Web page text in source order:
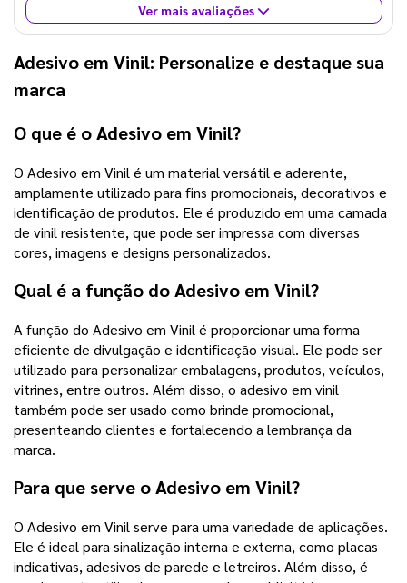
Ver mais avaliações
Adesivo em Vinil: Personalize e destaque sua
marca
O que é o Adesivo em Vinil?
O Adesivo em Vinil é um material versátil e aderente,
amplamente utilizado para fins promocionais, decorativos e
identificação de produtos. Ele é produzido em uma camada
de vinil resistente, que pode ser impressa com diversas
cores, imagens e designs personalizados.
Qual é a função do Adesivo em Vinil?
A função do Adesivo em Vinil é proporcionar uma forma
eficiente de divulgação e identificação visual. Ele pode ser
utilizado para personalizar embalagens, produtos, veículos,
vitrines, entre outros. Além disso, o adesivo em vinil
também pode ser usado como brinde promocional,
presenteando clientes e fortalecendo a lembrança da
marca.
Para que serve o Adesivo em Vinil?
O Adesivo em Vinil serve para uma variedade de aplicações.
Ele é ideal para sinalização interna e externa, como placas
indicativas, adesivos de parede e letreiros. Além disso, é